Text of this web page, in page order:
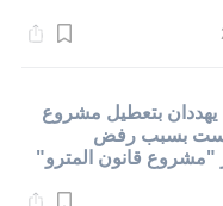
يهددان بتعطيل مشروع
بسبب رفض
"مشروع قانون المترو"